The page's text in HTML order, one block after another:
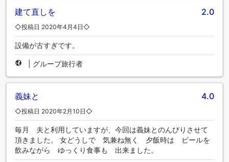
建て直しを 2.0
◇投稿日 2020年4月4日◇
設備が古すぎです。
グループ旅行者
義妹と 4.0
◇投稿日 2020年2月10日◇
毎月 夫と利用していますが、今回は義妹とのんびりさせて
頂きました。 女どうしで 気兼ね無く 夕飯時は ビールを
飲みながら ゆっくり食事も 出来ました。